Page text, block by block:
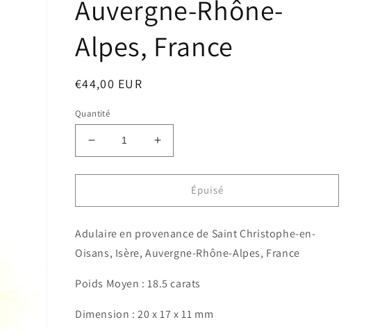
Auvergne-Rhône-
Alpes, France
Prix
€44,00 EUR
Quantité
Réduire
la
quantité
Adulaire
provenance
de
Saint
Christophe-
en-
Isère,
Augmenter
la
quantité
Adulaire
provenance
de
Saint
Christophe-
en-
Isère,
Épuisé
Adulaire en provenance de Saint Christophe-en-
Oisans, Isère, Auvergne-Rhône-Alpes, France
Poids Moyen : 18.5 carats
Dimension : 20 x 17 x 11 mm